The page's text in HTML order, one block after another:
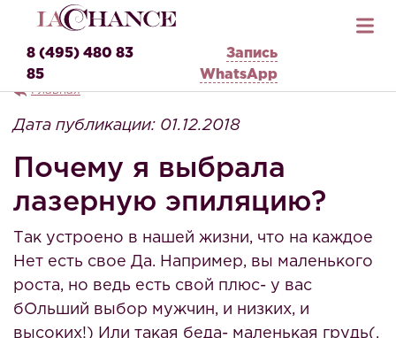
8 (495) 480 83
85
Запись
WhatsApp
Главная
Дата публикации: 01.12.2018
Почему я выбрала
лазерную эпиляцию?
Так устроено в нашей жизни, что на каждое
Нет есть свое Да. Например, вы маленького
роста, но ведь есть свой плюс- у вас
бОльший выбор мужчин, и низких, и
высоких!) Или такая беда- маленькая грудь(.